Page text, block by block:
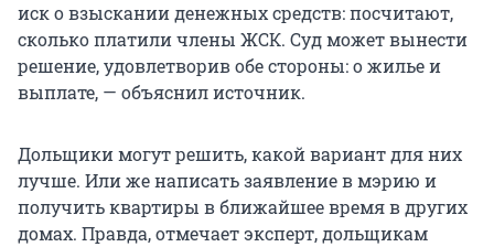
иск о взыскании денежных средств: посчитают,
сколько платили члены ЖСК. Суд может вынести
решение, удовлетворив обе стороны: о жилье и
выплате, — объяснил источник.
Дольщики могут решить, какой вариант для них
лучше. Или же написать заявление в мэрию и
получить квартиры в ближайшее время в других
домах. Правда, отмечает эксперт, дольщикам